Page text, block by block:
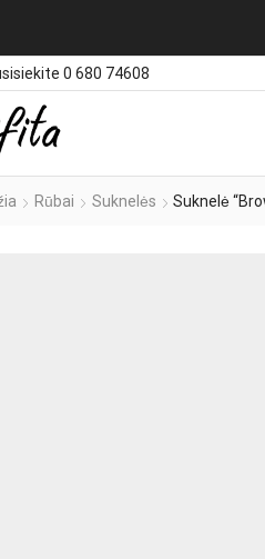
0 680 74608
Rūbai Suknelės Suknelė